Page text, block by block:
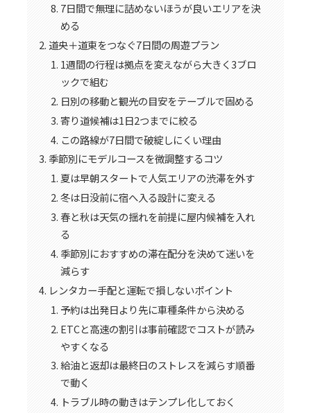
7日間で無理に詰めないほうが良いエリアを決
める
道央＋道東をつなぐ7日間の周遊プラン
1週間の行程は拠点を変えながら大きく3ブロ
ックで組む
日別の移動と観光の目安をテーブルで固める
寄り道候補は1日2つまでに絞る
この路線が7日間で破綻しにくい理由
季節別にモデルコースを微調整するコツ
夏は早朝スタートで人気エリアの渋滞を外す
冬は日没前に宿へ入る設計に変える
春と秋は天気の揺れを前提に屋内候補を入れ
る
季節別におすすめの滞在配分を決めて迷いを
減らす
レンタカー手配と運転で損しないポイント
予約は出発日より先に車種条件から決める
ETCと高速の割引は事前確認でコストが読み
やすくなる
給油と返却は最終日のストレスを減らす順番
で動く
トラブル時の動きはテンプレ化しておく